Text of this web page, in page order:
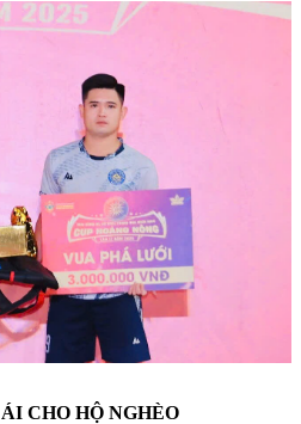
CHO HỘ NGHÈO